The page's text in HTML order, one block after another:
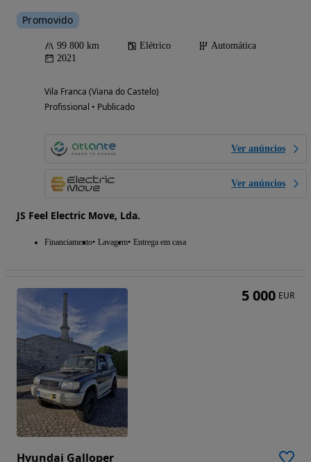
Promovido
99 800 km Elétrico
Automática
2021
Vila Franca (Viana do Castelo)
Profissional • Publicado
Ver anúncios
Ver anúncios
JS Feel Electric Move, Lda.
Financiamento Lavagem Entrega em casa
Hyundai Galloper
5 000 EUR